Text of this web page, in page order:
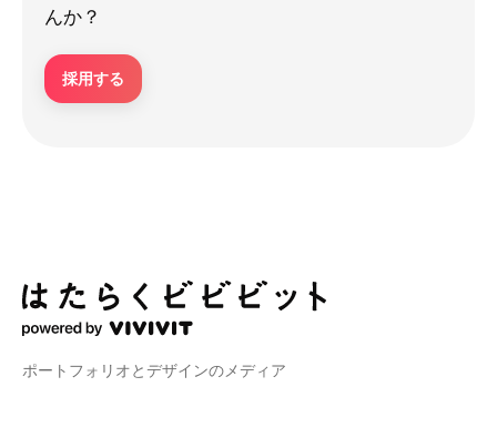
んか？
採用する
ポートフォリオとデザインのメディア